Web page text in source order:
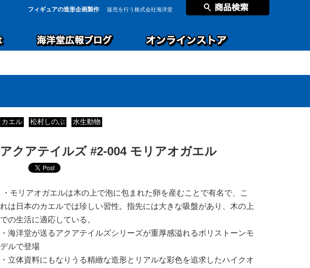
フィギュアの造形企画製作 販売を行う株式会社海洋堂
カエル 松村しのぶ 水生動物
アクアテイルズ #2-004 モリアオガエル
・モリアオガエルは木の上で泡に包まれた卵を産むことで有名で、こ
れは日本のカエルでは珍しい習性。指先には大きな吸盤があり、木の上
での生活に適応している。
・海洋堂が送るアクアテイルズシリーズが重厚感溢れるポリストーンモ
デルで登場
・立体資料にもなりうる精緻な造形とリアルな彩色を追求したハイクオ